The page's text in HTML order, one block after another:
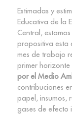
Estimadas y
Educativa de la
Central,
propositiva esta
mes de trabajo
primer horizonte
por el Medio
contribuciones
papel, insumos,
gases de efecto